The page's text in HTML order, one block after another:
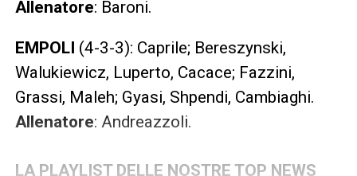
Allenatore: Baroni.
EMPOLI (4-3-3): Caprile; Bereszynski,
Walukiewicz, Luperto, Cacace; Fazzini,
Grassi, Maleh; Gyasi, Shpendi, Cambiaghi.
Allenatore: Andreazzoli.
LA PLAYLIST DELLE NOSTRE TOP NEWS